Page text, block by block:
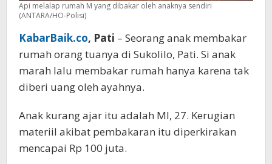
Api melalap rumah M yang dibakar oleh anaknya sendiri
(ANTARA/HO-Polisi)
KabarBaik.co, Pati – Seorang anak membakar
rumah orang tuanya di Sukolilo, Pati. Si anak
marah lalu membakar rumah hanya karena tak
diberi uang oleh ayahnya.
Anak kurang ajar itu adalah MI, 27. Kerugian
materiil akibat pembakaran itu diperkirakan
mencapai Rp 100 juta.